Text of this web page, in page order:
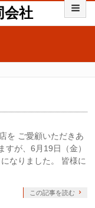
会社
を ご愛顧いただきあ
すが、6月19日（金）
なりました。 皆様に
この記事を読む